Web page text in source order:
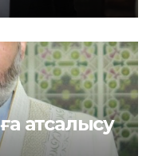
атсалысу